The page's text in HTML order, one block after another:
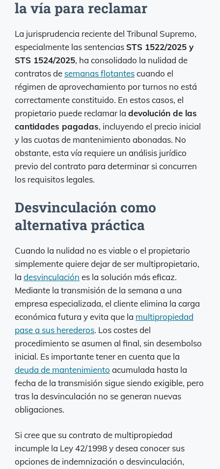
la vía para reclamar
La jurisprudencia reciente del Tribunal Supremo,
especialmente las sentencias STS 1522/2025 y
STS 1524/2025, ha consolidado la nulidad de
contratos de semanas flotantescuando el
régimen de aprovechamiento por turnos no está
correctamente constituido. En estos casos, el
propietario puede reclamar la devolución de las
cantidades pagadas, incluyendo el precio inicial
y las cuotas de mantenimiento abonadas. No
obstante, esta vía requiere un análisis jurídico
previo del contrato para determinar si concurren
los requisitos legales.
Desvinculación como
alternativa práctica
Cuando la nulidad no es viable o el propietario
simplemente quiere dejar de ser multipropietario,
la desvinculación es la solución más eficaz.
Mediante la transmisión de la semana a una
empresa especializada, el cliente elimina la carga
económica futura y evita que la multipropiedad
pase a sus herederos. Los costes del
procedimiento se asumen al final, sin desembolso
inicial. Es importante tener en cuenta que la
deuda de mantenimiento acumulada hasta la
fecha de la transmisión sigue siendo exigible, pero
tras la desvinculación no se generan nuevas
obligaciones.
Si cree que su contrato de multipropiedad
incumple la Ley 42/1998 y desea conocer sus
opciones de indemnización o desvinculación,